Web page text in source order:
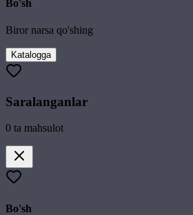
Bo'sh
Biror narsa qo'shing
Katalogga
Saralanganlar
0 ta mahsulot
Bo'sh